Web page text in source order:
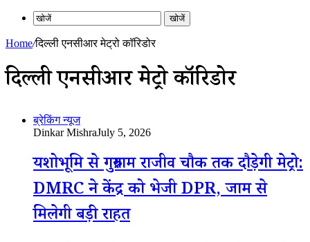
खोजें
Home/दिल्ली एनसीआर मेट्रो कॉरिडोर
दिल्ली एनसीआर मेट्रो कॉरिडोर
ब्रेकिंग न्यूज
Dinkar MishraJuly 5, 2026
यशोभूमि से गुरुग्राम राजीव चौक तक दौड़ेगी मेट्रो:
DMRC ने केंद्र को भेजी DPR, जाम से
मिलेगी बड़ी राहत